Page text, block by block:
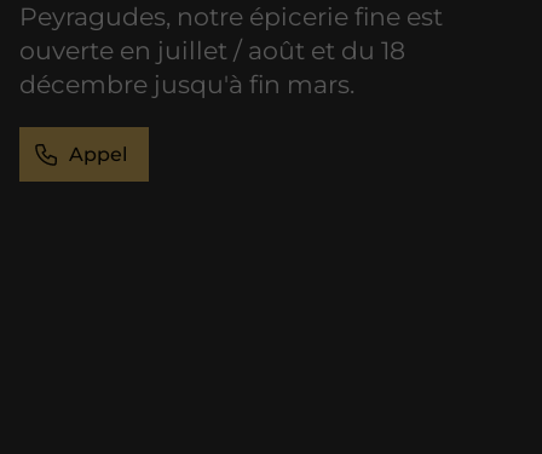
Peyragudes, notre épicerie fine est
ouverte en juillet / août et du 18
décembre jusqu'à fin mars.
Appel